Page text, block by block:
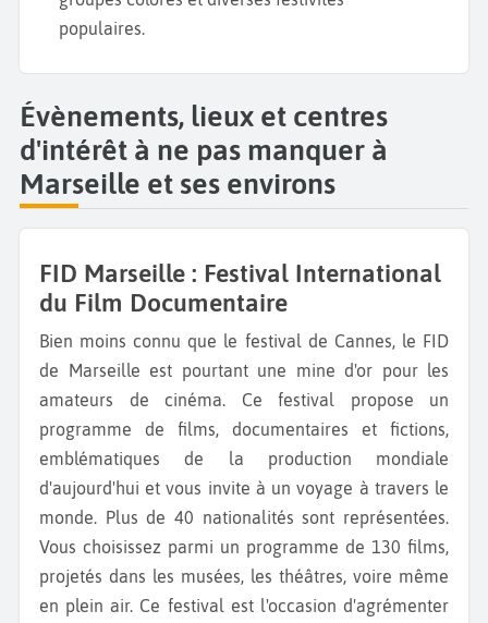
populaires.
Évènements, lieux et centres
d'intérêt à ne pas manquer à
Marseille et ses environs
FID Marseille : Festival International
du Film Documentaire
Bien moins connu que le festival de Cannes, le FID
de Marseille est pourtant une mine d'or pour les
amateurs de cinéma. Ce festival propose un
programme de films, documentaires et fictions,
emblématiques de la production mondiale
d'aujourd'hui et vous invite à un voyage à travers le
monde. Plus de 40 nationalités sont représentées.
Vous choisissez parmi un programme de 130 films,
projetés dans les musées, les théâtres, voire même
en plein air. Ce festival est l'occasion d'agrémenter